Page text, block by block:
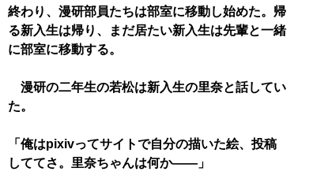
終わり、漫研部員たちは部室に移動し始めた。帰
る新入生は帰り、まだ居たい新入生は先輩と一緒
に部室に移動する。
漫研の二年生の若松は新入生の里奈と話してい
た。
「俺はpixivってサイトで自分の描いた絵、投稿
しててさ。里奈ちゃんは何か――」